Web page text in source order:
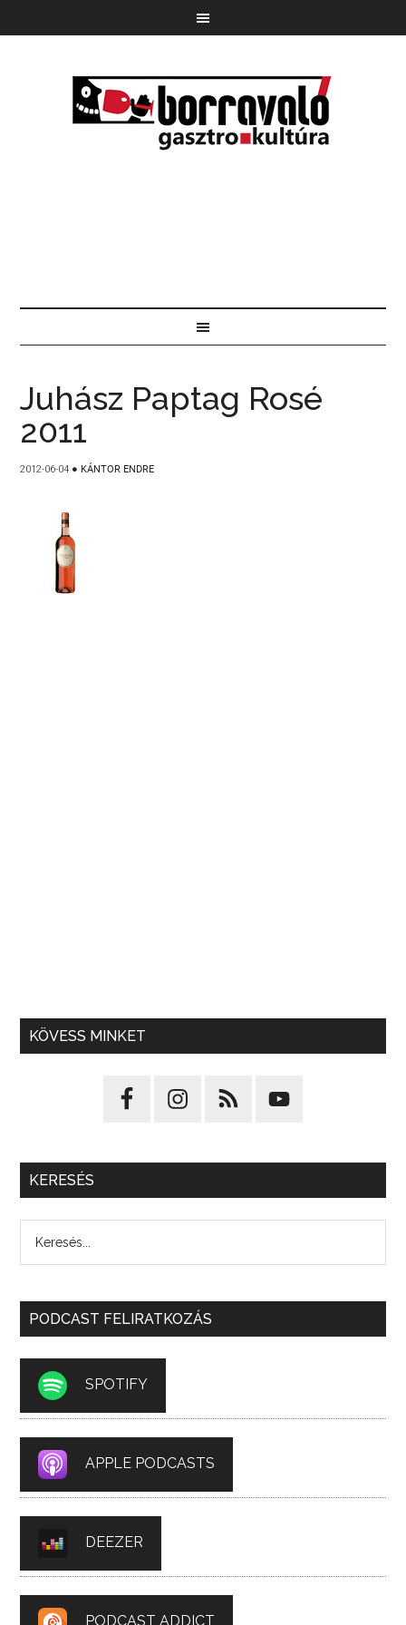
Juhász Paptag Rosé
2011
2012-06-04 ● KÁNTOR ENDRE
KÖVESS MINKET
KERESÉS
PODCAST FELIRATKOZÁS
SPOTIFY
APPLE PODCASTS
DEEZER
PODCAST ADDICT